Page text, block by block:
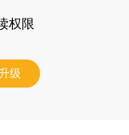
权限
级